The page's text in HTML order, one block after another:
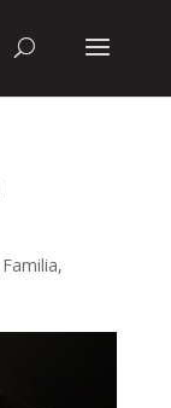
Familia,